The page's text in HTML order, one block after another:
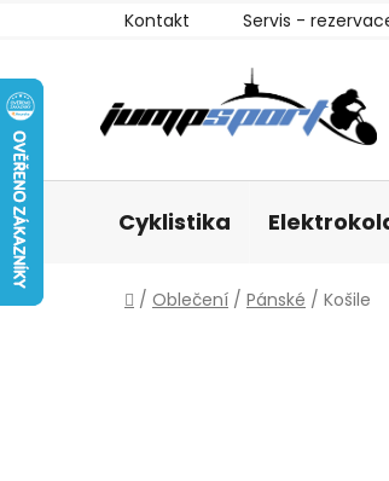
Kontakt Servis -
Cyklistika
Domů
/ Oblečení / Pánské / Košile